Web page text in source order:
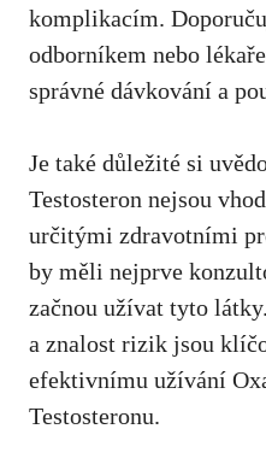
komplikacím.
odborníkem nebo
správné dávkování a
Je také důležité si
Testosteron nejsou
určitými zdravotními
by měli nejprve
začnou užívat tyto
a znalost rizik jsou
efektivnímu užívání
Testosteronu.